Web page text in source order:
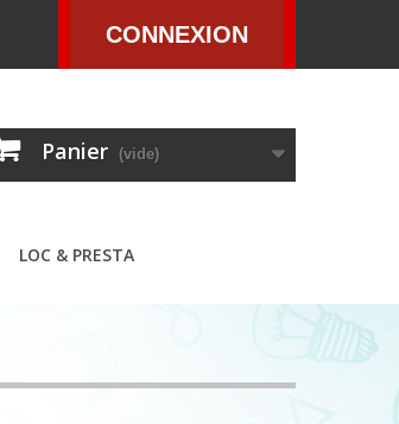
CONNEXION
Panier (vide)
LOC & PRESTA